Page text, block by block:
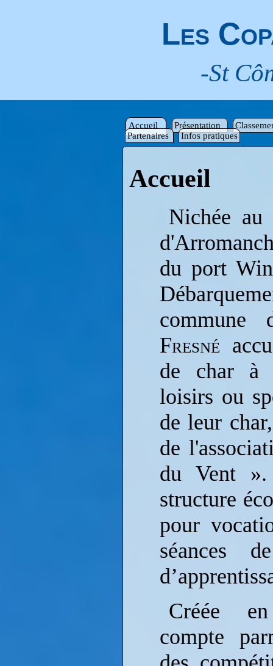
Les
-St
Accueil Présentation
Partenaires
Infos pratiques
Accueil
Nichée
du port
Fresné
de char à
loisirs ou
de leur
de
du Vent ».
structure
pour
séances
Créée
compte